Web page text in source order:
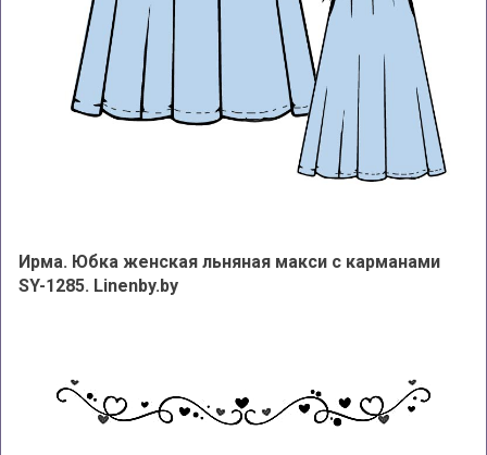
Ирма. Юбка женская льняная макси с карманами
SY-1285. Linenby.by